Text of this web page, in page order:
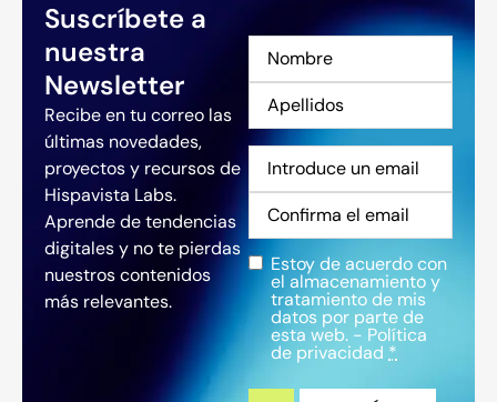
Suscríbete a
nuestra
Newsletter
Recibe en tu correo las
últimas novedades,
proyectos y recursos de
Hispavista Labs.
Aprende de tendencias
digitales y no te pierdas
nuestros contenidos
más relevantes.
Nombre
Correo
Privacidad*
Estoy de acuerdo con
el almacenamiento y
tratamiento de mis
datos por parte de
esta web. - Política
de privacidad *